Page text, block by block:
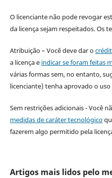
O licenciante não pode revogar
da licença sejam respeitados. Os
Atribuição – Você deve dar o
a licença e indicar se foram feitas
várias formas sem, no entanto,
licenciante) tenha aprovado o
Sem restrições adicionais - Você
medidas de caráter tecnológico
fazerem algo permitido pela
Artigos mais lidos pelo